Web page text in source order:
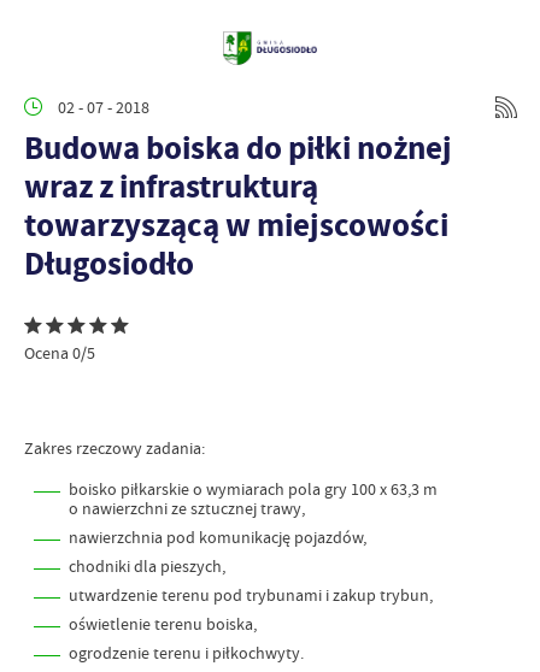
02 - 07 - 2018
Budowa boiska do piłki nożnej
wraz z infrastrukturą
towarzyszącą w miejscowości
Długosiodło
Ocena 0/5
Zakres rzeczowy zadania:
boisko piłkarskie o wymiarach pola gry 100 x 63,3 m
o nawierzchni ze sztucznej trawy,
nawierzchnia pod komunikację pojazdów,
chodniki dla pieszych,
utwardzenie terenu pod trybunami i zakup trybun,
oświetlenie terenu boiska,
ogrodzenie terenu i piłkochwyty.